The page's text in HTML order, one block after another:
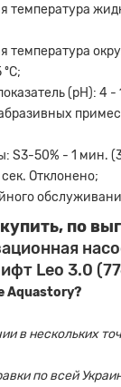
температура
температура
(pH): 4 -
S3-50% - 1 мин.
Отклонено;
по
Leo 3.0
Aquastory?
в нескольких
по всей